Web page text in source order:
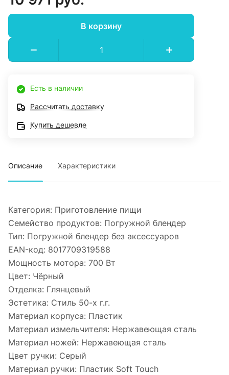
В корзину
Есть в наличии
Рассчитать доставку
Купить дешевле
Описание Характеристики
Категория: Приготовление пищи
Семейство продуктов: Погружной блендер
Тип: Погружной блендер без аксессуаров
EAN-код: 8017709319588
Мощность мотора: 700 Вт
Цвет: Чёрный
Отделка: Глянцевый
Эстетика: Стиль 50-х г.г.
Материал корпуса: Пластик
Материал измельчителя: Нержавеющая сталь
Материал ножей: Нержавеющая сталь
Цвет ручки: Серый
Материал ручки: Пластик Soft Touch